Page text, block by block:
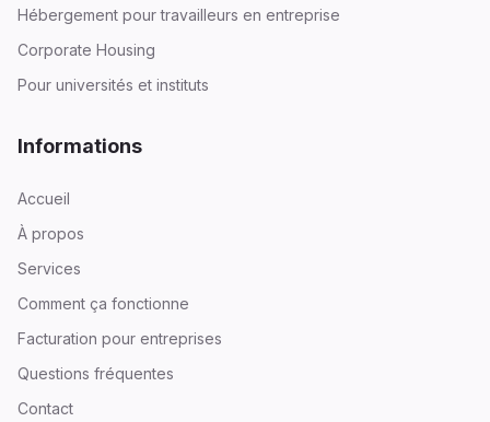
Hébergement pour travailleurs en entreprise
Corporate Housing
Pour universités et instituts
Informations
Accueil
À propos
Services
Comment ça fonctionne
Facturation pour entreprises
Questions fréquentes
Contact